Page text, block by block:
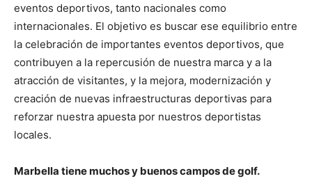
eventos deportivos, tanto nacionales como
internacionales. El objetivo es buscar ese equilibrio entre
la celebración de importantes eventos deportivos, que
contribuyen a la repercusión de nuestra marca y a la
atracción de visitantes, y la mejora, modernización y
creación de nuevas infraestructuras deportivas para
reforzar nuestra apuesta por nuestros deportistas
locales.
Marbella tiene muchos y buenos campos de golf.